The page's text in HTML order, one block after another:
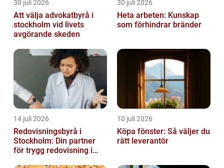
30 juli 2026
Att välja advokatbyrå i
stockholm vid livets
avgörande skeden
30 juli 2026
Heta arbeten: Kunskap
som förhindrar bränder
14 juli 2026
Redovisningsbyrå i
Stockholm: Din partner
för trygg redovisning i
10 juli 2026
Köpa fönster: Så väljer du
rätt leverantör